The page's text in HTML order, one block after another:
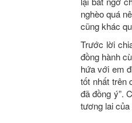
nghèo quá
cũng khác
Trước lời
đồng hành
hứa với em
tốt nhất trên
đã đồng ý”.
tương lai của